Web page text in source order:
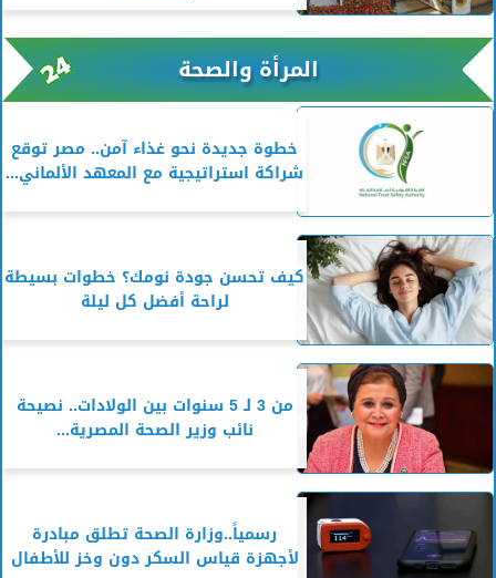
المرأة والصحة
خطوة جديدة نحو غذاء آمن.. مصر توقع
شراكة استراتيجية مع المعهد الألماني...
كيف تحسن جودة نومك؟ خطوات بسيطة
لراحة أفضل كل ليلة
من 3 لـ 5 سنوات بين الولادات.. نصيحة
نائب وزير الصحة المصرية...
رسمياً..وزارة الصحة تطلق مبادرة
لأجهزة قياس السكر دون وخز للأطفال